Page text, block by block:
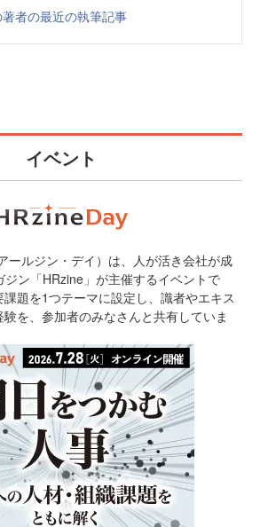
著者の最近の執筆記事
イベント
ールジン・デイ）は、人が活き会社が成
ン「HRzine」が主催するイベントで
題を1つテーマに設定し、識者やエキス
を、参加者のみなさんと共有していま